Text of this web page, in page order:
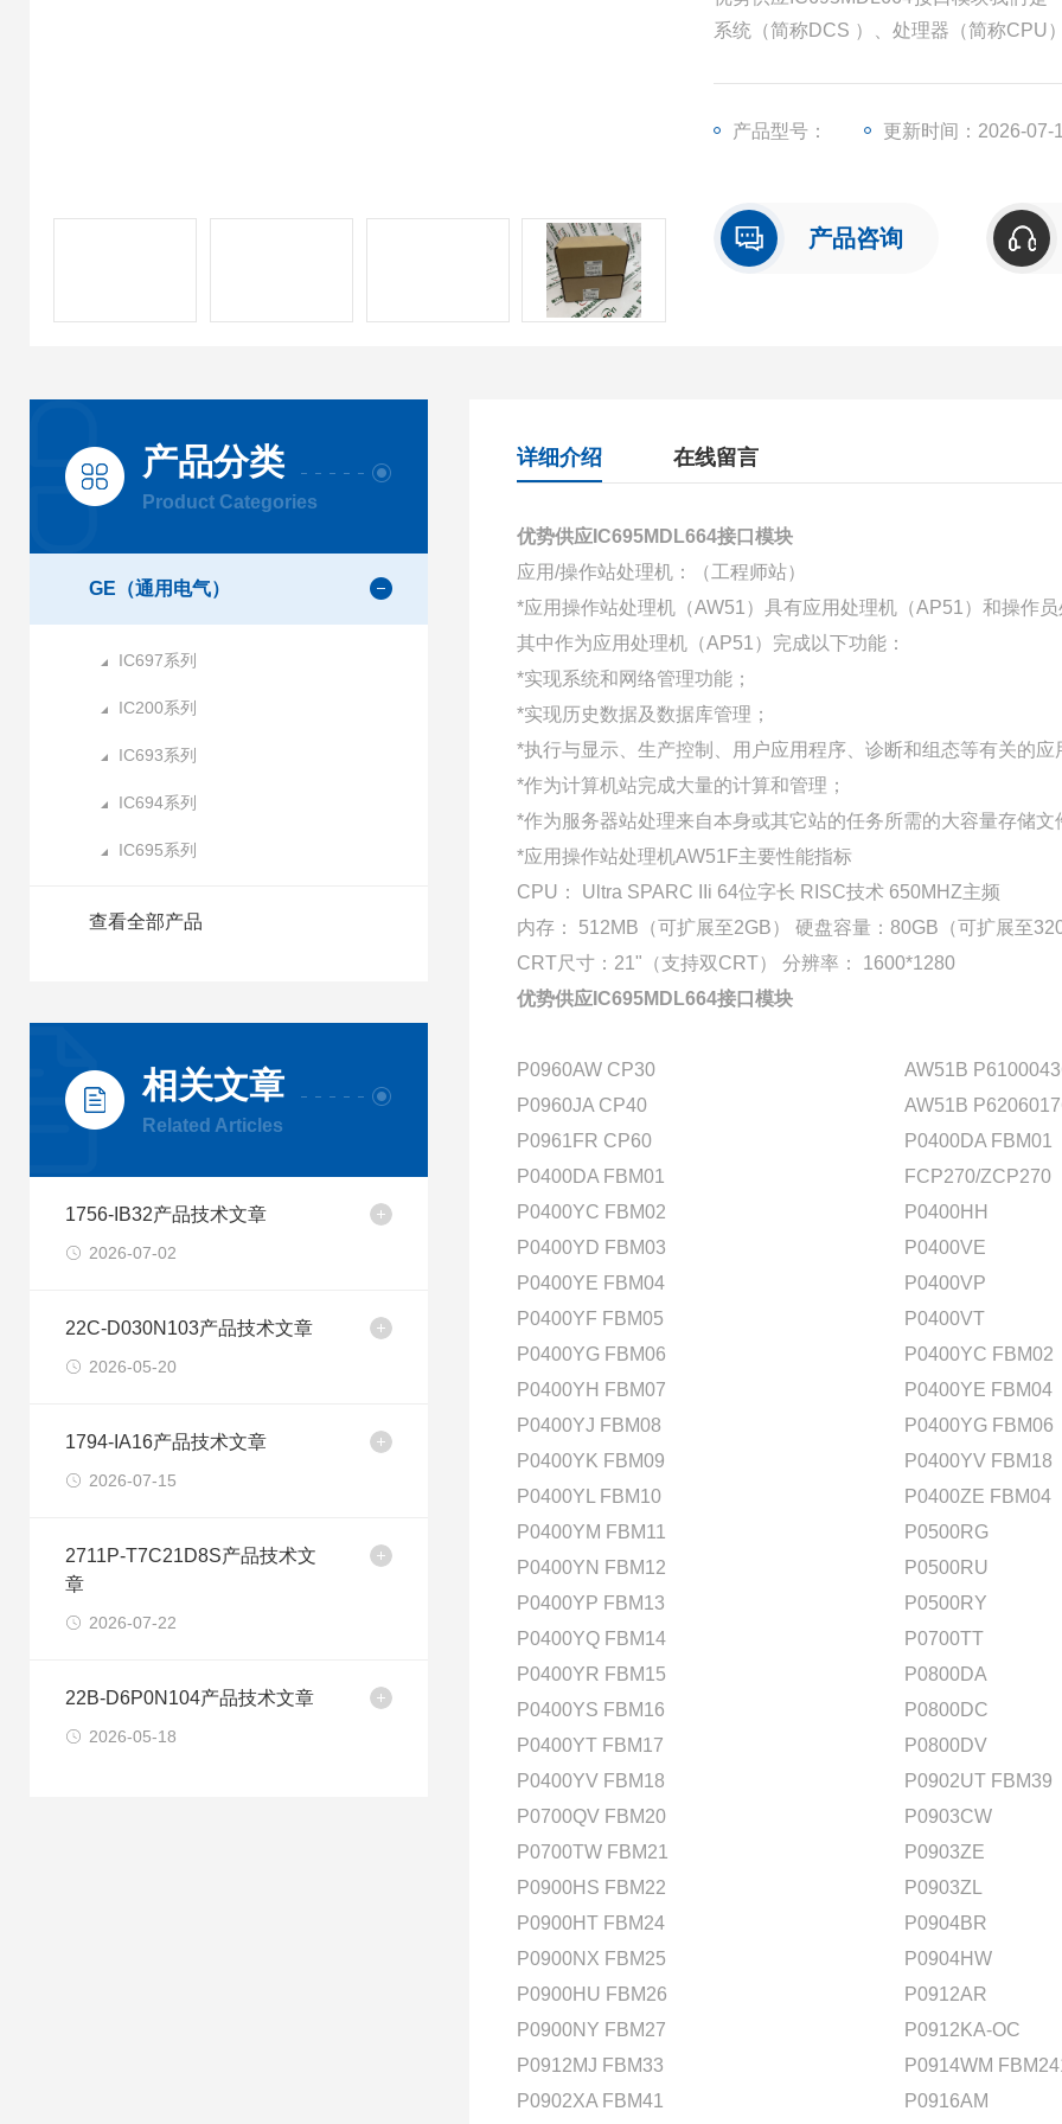
系统（简称DCS ）、处理器（简称CPU
产品型号： 更新时间：2026-07-
产品咨询
产品分类
Product Categories
GE（通用电气）
IC697系列
IC200系列
IC693系列
IC694系列
IC695系列
查看全部产品
相关文章
Related Articles
1756-IB32产品技术文章
2026-07-02
22C-D030N103产品技术文章
2026-05-20
1794-IA16产品技术文章
2026-07-15
2711P-T7C21D8S产品技术文
章
2026-07-22
22B-D6P0N104产品技术文章
2026-05-18
详细介绍 在线留言
优势供应IC695MDL664接口模块
应用/操作站处理机：（工程师站）
*应用操作站处理机（AW51）具有应用处理机（AP51）和操作
其中作为应用处理机（AP51）完成以下功能：
*实现系统和网络管理功能；
*实现历史数据及数据库管理；
*执行与显示、生产控制、用户应用程序、诊断和组态等有关的应
*作为计算机站完成大量的计算和管理；
*作为服务器站处理来自本身或其它站的任务所需的大容量存储文
*应用操作站处理机AW51F主要性能指标
CPU： Ultra SPARC IIi 64位字长 RISC技术 650MHZ主频
内存： 512MB（可扩展至2GB） 硬盘容量：80GB（可扩展至
CRT尺寸：21"（支持双CRT） 分辨率： 1600*1280
优势供应IC695MDL664接口模块
P0960AW CP30
AW51B
P0960JA CP40
AW51B
P0961FR CP60
P0400DA FBM01
P0400DA FBM01
FCP270/ZCP270
P0400YC FBM02
P0400HH
P0400YD FBM03
P0400VE
P0400YE FBM04
P0400VP
P0400YF FBM05
P0400VT
P0400YG FBM06
P0400YC FBM02
P0400YH FBM07
P0400YE FBM04
P0400YJ FBM08
P0400YG FBM06
P0400YK FBM09
P0400YV FBM18
P0400YL FBM10
P0400ZE FBM04
P0400YM FBM11
P0500RG
P0400YN FBM12
P0500RU
P0400YP FBM13
P0500RY
P0400YQ FBM14
P0700TT
P0400YR FBM15
P0800DA
P0400YS FBM16
P0800DC
P0400YT FBM17
P0800DV
P0400YV FBM18
P0902UT FBM39
P0700QV FBM20
P0903CW
P0700TW FBM21
P0903ZE
P0900HS FBM22
P0903ZL
P0900HT FBM24
P0904BR
P0900NX FBM25
P0904HW
P0900HU FBM26
P0912AR
P0900NY FBM27
P0912KA-OC
P0912MJ FBM33
P0914WM
P0902XA FBM41
P0916AM